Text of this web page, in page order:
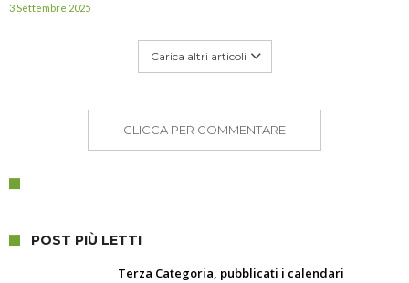
3 Settembre 2025
Carica altri articoli
CLICCA PER COMMENTARE
POST PIÙ LETTI
Terza Categoria, pubblicati i calendari